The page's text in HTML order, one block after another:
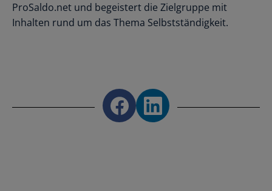
ProSaldo.net und begeistert die Zielgruppe mit
Inhalten rund um das Thema Selbstständigkeit.
Share on Facebook
Share on LinkedIn